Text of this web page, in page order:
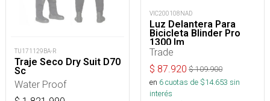
TU171129BA-R
Traje Seco Dry Suit D70
Sc
Water Proof
VIC200108NAD
Luz Delantera Para
Bicicleta Blinder Pro
1300 lm
Trade
$ 87.920 $109.900
en 6cuotas de $14.653 sin
interés